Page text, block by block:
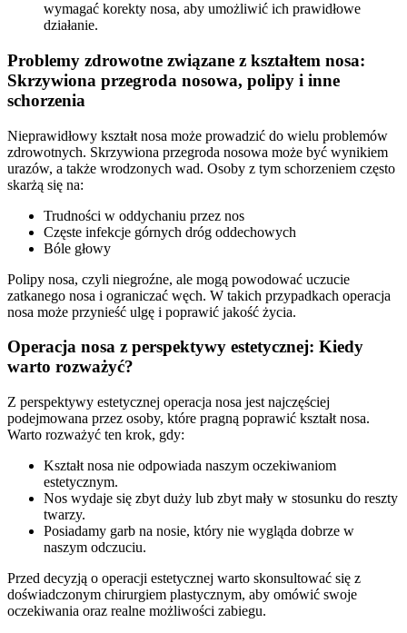
wymagać korekty nosa, aby umożliwić ich prawidłowe
działanie.
Problemy zdrowotne związane z kształtem nosa:
Skrzywiona przegroda nosowa, polipy i inne
schorzenia
Nieprawidłowy kształt nosa może prowadzić do wielu problemów
zdrowotnych. Skrzywiona przegroda nosowa może być wynikiem
urazów, a także wrodzonych wad. Osoby z tym schorzeniem często
skarżą się na:
Trudności w oddychaniu przez nos
Częste infekcje górnych dróg oddechowych
Bóle głowy
Polipy nosa, czyli niegroźne, ale mogą powodować uczucie
zatkanego nosa i ograniczać węch. W takich przypadkach operacja
nosa może przynieść ulgę i poprawić jakość życia.
Operacja nosa z perspektywy estetycznej: Kiedy
warto rozważyć?
Z perspektywy estetycznej operacja nosa jest najczęściej
podejmowana przez osoby, które pragną poprawić kształt nosa.
Warto rozważyć ten krok, gdy:
Kształt nosa nie odpowiada naszym oczekiwaniom
estetycznym.
Nos wydaje się zbyt duży lub zbyt mały w stosunku do reszty
twarzy.
Posiadamy garb na nosie, który nie wygląda dobrze w
naszym odczuciu.
Przed decyzją o operacji estetycznej warto skonsultować się z
doświadczonym chirurgiem plastycznym, aby omówić swoje
oczekiwania oraz realne możliwości zabiegu.